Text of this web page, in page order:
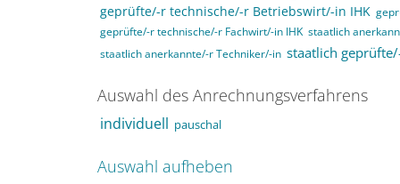
geprüfte/-r technische/-r Betriebswirt/-in IHK
geprüfte/-r technische/-r Fachwirt/-in IHK staatlich
staatlich anerkannte/-r Techniker/-in staatlich
Auswahl des Anrechnungsverfahrens
individuell pauschal
Auswahl aufheben